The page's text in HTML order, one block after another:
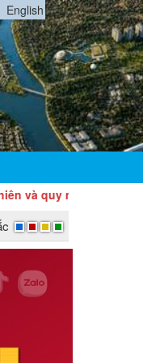
English
dân số của tỉnh